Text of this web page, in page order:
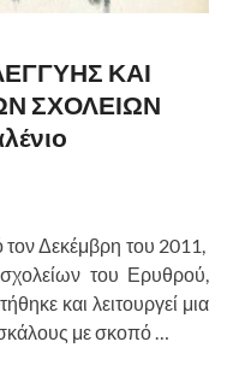
ΚΑΙ
ΣΧΟΛΕΙΩΝ
Δεκέμβρη του 2011,
του Ερυθρού,
και λειτουργεί μια
με σκοπό …